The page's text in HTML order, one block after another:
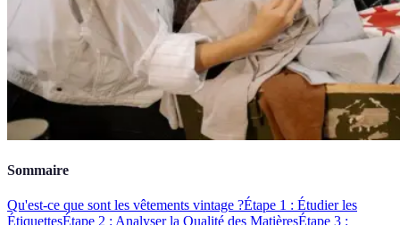
Sommaire
Qu'est-ce que sont les vêtements vintage ?Étape 1 : Étudier les
ÉtiquettesÉtape 2 : Analyser la Qualité des MatièresÉtape 3 :